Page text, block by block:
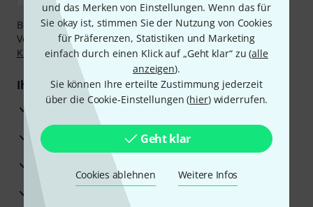
und das Merken von Einstellungen. Wenn das für
Sie okay ist, stimmen Sie der Nutzung von Cookies
für Präferenzen, Statistiken und Marketing
einfach durch einen Klick auf „Geht klar“ zu (alle
anzeigen).
Sie können Ihre erteilte Zustimmung jederzeit
über die Cookie-Einstellungen (hier) widerrufen.
Geht klar
Cookies ablehnen Weitere Infos
Bezahlen Sie vertraulich und sicher per Nachnahme,
Vorkasse, PayPal, Amazon Pay,Klarna Sofort bezahlen
Klarna Ratenzahlungoder Kreditkarte.
Ihre Vorteile
3 Jahre Thomann Garantie
30 Tage Money-Back-Garantie
Reparaturservice
Beratung durch Fachexperten